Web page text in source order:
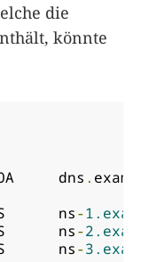
die
könnte
		IN	SOA	dns
.
		IN	NS	ns
-
		IN	NS	ns
-
		IN	NS	ns
-